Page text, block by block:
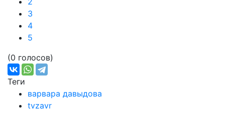
3
4
5
(0 голосов)
Теги
варвара давыдова
tvzavr